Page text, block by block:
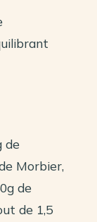
de
Morbier,
de
de 1,5